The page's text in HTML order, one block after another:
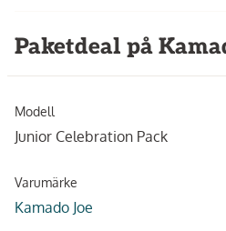
Paketdeal på
Modell
Junior Celebration Pack
Varumärke
Kamado Joe